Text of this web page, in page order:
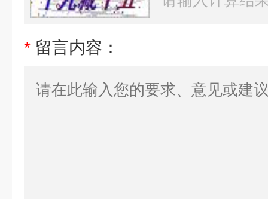
* 留言内容：